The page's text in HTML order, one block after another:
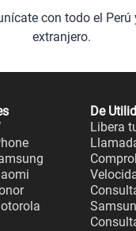
con todo el Perú
extranjero.
De
Libera